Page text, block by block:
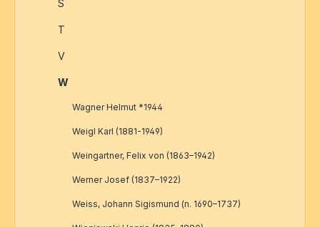
S
T
V
W
Wagner Helmut *1944
Weigl Karl (1881-1949)
Weingartner, Felix von (1863–1942)
Werner Josef (1837–1922)
Weiss, Johann Sigismund (n. 1690–1737)